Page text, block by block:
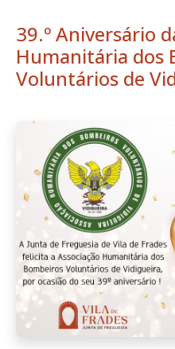
39.º Aniversário
Humanitária dos
Voluntários de